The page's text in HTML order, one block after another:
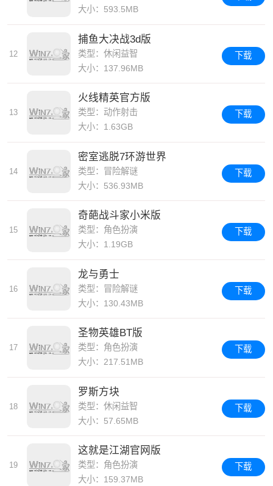
大小：593.5MB
12
捕鱼大决战3d版
类型：休闲益智
大小：137.96MB
下载
13
火线精英官方版
类型：动作射击
大小：1.63GB
下载
14
密室逃脱7环游世界
类型：冒险解谜
大小：536.93MB
下载
15
奇葩战斗家小米版
类型：角色扮演
大小：1.19GB
下载
16
龙与勇士
类型：冒险解谜
大小：130.43MB
下载
17
圣物英雄BT版
类型：角色扮演
大小：217.51MB
下载
18
罗斯方块
类型：休闲益智
大小：57.65MB
下载
19
这就是江湖官网版
类型：角色扮演
大小：159.37MB
下载